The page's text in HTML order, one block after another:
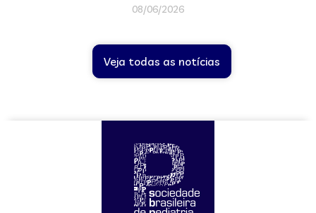
08/06/2026
Veja todas as notícias